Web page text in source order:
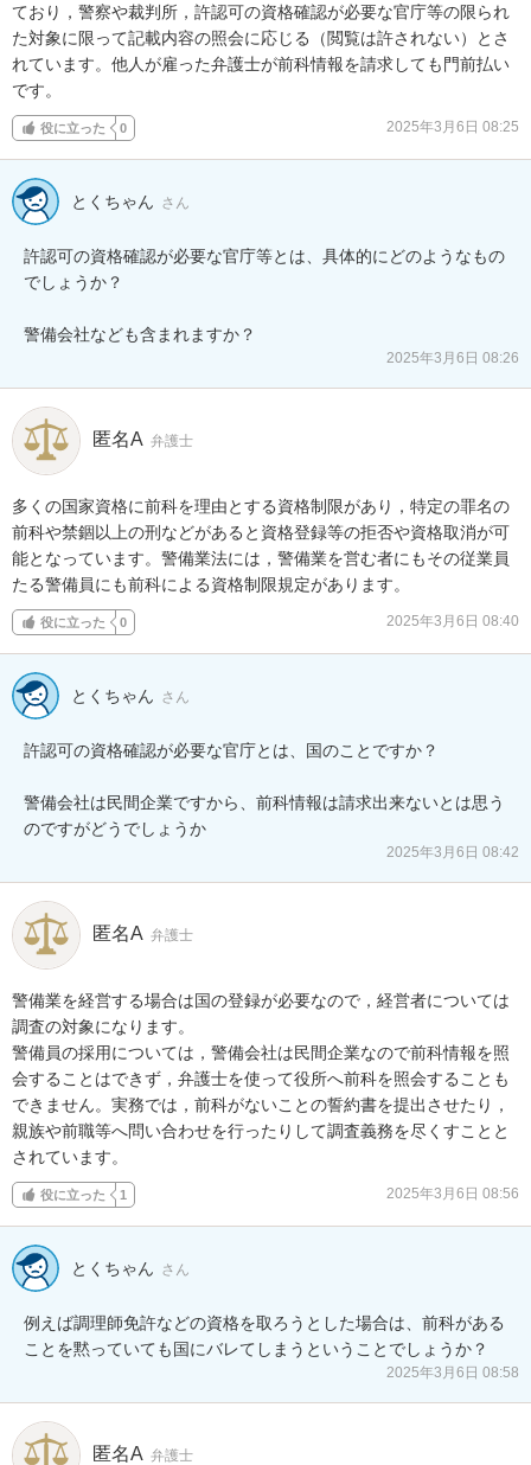
ており，警察や裁判所，許認可の資格確認が必要な官庁等の限られ
た対象に限って記載内容の照会に応じる（閲覧は許されない）とさ
れています。他人が雇った弁護士が前科情報を請求しても門前払い
です。
役に立った 0 2025年3月6日 08:25
とくちゃん さん
許認可の資格確認が必要な官庁等とは、具体的にどのようなもの
でしょうか？
警備会社なども含まれますか？
2025年3月6日 08:26
匿名A 弁護士
多くの国家資格に前科を理由とする資格制限があり，特定の罪名の
前科や禁錮以上の刑などがあると資格登録等の拒否や資格取消が可
能となっています。警備業法には，警備業を営む者にもその従業員
たる警備員にも前科による資格制限規定があります。
役に立った 0 2025年3月6日 08:40
とくちゃん さん
許認可の資格確認が必要な官庁とは、国のことですか？
警備会社は民間企業ですから、前科情報は請求出来ないとは思う
のですがどうでしょうか
2025年3月6日 08:42
匿名A 弁護士
警備業を経営する場合は国の登録が必要なので，経営者については
調査の対象になります。
警備員の採用については，警備会社は民間企業なので前科情報を照
会することはできず，弁護士を使って役所へ前科を照会することも
できません。実務では，前科がないことの誓約書を提出させたり，
親族や前職等へ問い合わせを行ったりして調査義務を尽くすことと
されています。
役に立った 1 2025年3月6日 08:56
とくちゃん さん
例えば調理師免許などの資格を取ろうとした場合は、前科がある
ことを黙っていても国にバレてしまうということでしょうか？
2025年3月6日 08:58
匿名A 弁護士